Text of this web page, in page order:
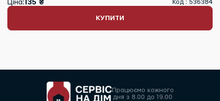
Ціна:135 ₴ Код : 536384
КУПИТИ
Працюємо кожного
дня з 8.00 до 19.00